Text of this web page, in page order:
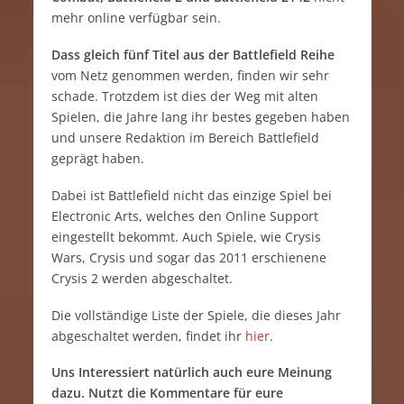
mehr online verfügbar sein.
Dass gleich fünf Titel aus der Battlefield Reihe
vom Netz genommen werden, finden wir sehr
schade. Trotzdem ist dies der Weg mit alten
Spielen, die Jahre lang ihr bestes gegeben haben
und unsere Redaktion im Bereich Battlefield
geprägt haben.
Dabei ist Battlefield nicht das einzige Spiel bei
Electronic Arts, welches den Online Support
eingestellt bekommt. Auch Spiele, wie Crysis
Wars, Crysis und sogar das 2011 erschienene
Crysis 2 werden abgeschaltet.
Die vollständige Liste der Spiele, die dieses Jahr
abgeschaltet werden, findet ihr hier.
Uns Interessiert natürlich auch eure Meinung
dazu. Nutzt die Kommentare für eure